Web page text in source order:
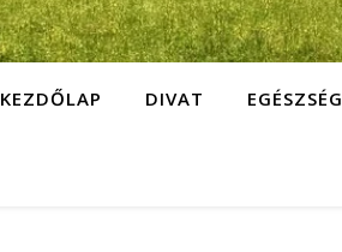
KEZDŐLAP DIVAT EGÉSZSÉG